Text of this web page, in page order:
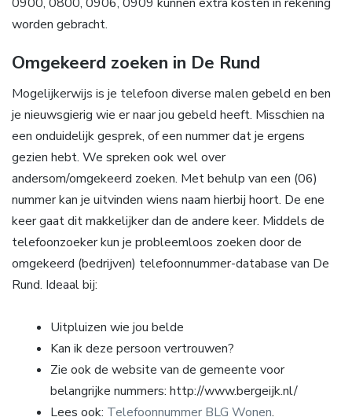
worden gebracht.
Omgekeerd zoeken in De Rund
Mogelijkerwijs is je telefoon diverse malen gebeld en ben
je nieuwsgierig wie er naar jou gebeld heeft. Misschien na
een onduidelijk gesprek, of een nummer dat je ergens
gezien hebt. We spreken ook wel over
andersom/omgekeerd zoeken. Met behulp van een (06)
nummer kan je uitvinden wiens naam hierbij hoort. De ene
keer gaat dit makkelijker dan de andere keer. Middels de
telefoonzoeker kun je probleemloos zoeken door de
omgekeerd (bedrijven) telefoonnummer-database van De
Rund. Ideaal bij:
Uitpluizen wie jou belde
Kan ik deze persoon vertrouwen?
Zie ook de website van de gemeente voor
belangrijke nummers: http://www.bergeijk.nl/
Lees ook: Telefoonnummer BLG Wonen.